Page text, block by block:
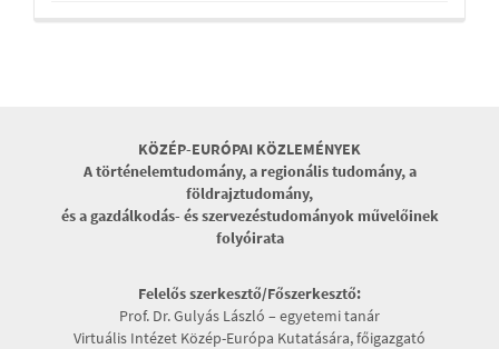
KÖZÉP-EURÓPAI KÖZLEMÉNYEK
A történelemtudomány, a regionális tudomány, a
földrajztudomány,
és a gazdálkodás- és szervezéstudományok művelőinek
folyóirata
Felelős szerkesztő/Főszerkesztő:
Prof. Dr. Gulyás László – egyetemi tanár
Virtuális Intézet Közép-Európa Kutatására, főigazgató